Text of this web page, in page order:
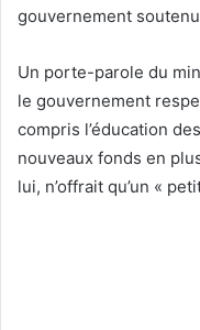
gouvernement
Un porte-parole du
le gouvernement
compris l’éducation
nouveaux fonds en
lui, n’offrait qu’un «